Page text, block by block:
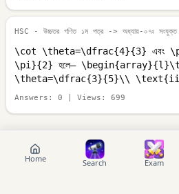
HSC - উচ্চতর গণিত ১ম পত্র -> অধ্যায়-০৭ঃ সংযুক্ত
\cot \theta=\dfrac{4}{3} এবং
\pi}{2} হলে–
\theta=\dfrac{3}{5}\\
\theta=\dfrac{16}{25} \\
Answers: 0 | Views: 699
Home Search Exam